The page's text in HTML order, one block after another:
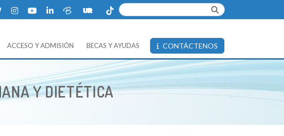
ACCESO Y ADMISIÓN BECAS Y AYUDAS CONTÁCTENOS
Y DIETÉTICA